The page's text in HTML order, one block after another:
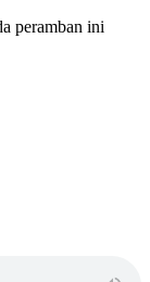
peramban ini